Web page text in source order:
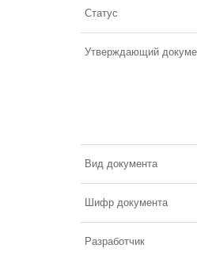
Статус
Утверждающий
Вид документа
Шифр документа
Разработчик